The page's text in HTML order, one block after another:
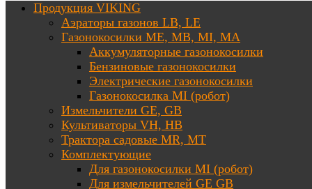
Продукция VIKING
Аэраторы газонов LB, LE
Газонокосилки ME, MB, MI, MA
Аккумуляторные газонокосилки
Бензиновые газонокосилки
Электрические газонокосилки
Газонокосилка MI (робот)
Измельчители GE, GB
Культиваторы VH, HB
Трактора садовые MR, MT
Комплектующие
Для газонокосилки MI (робот)
Для измельчителей GE GB